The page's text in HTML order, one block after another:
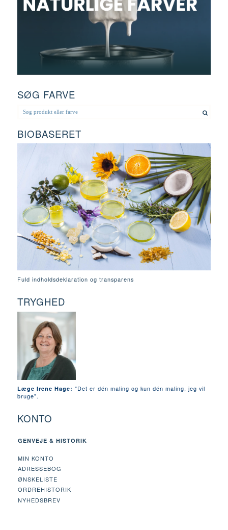
SØG FARVE
BIOBASERET
Fuld indholdsdeklaration og transparens
TRYGHED
Læge Irene Hage: "Det er dén maling og kun dén maling, jeg vil
bruge".
KONTO
GENVEJE & HISTORIK
MIN KONTO
ADRESSEBOG
ØNSKELISTE
ORDREHISTORIK
NYHEDSBREV